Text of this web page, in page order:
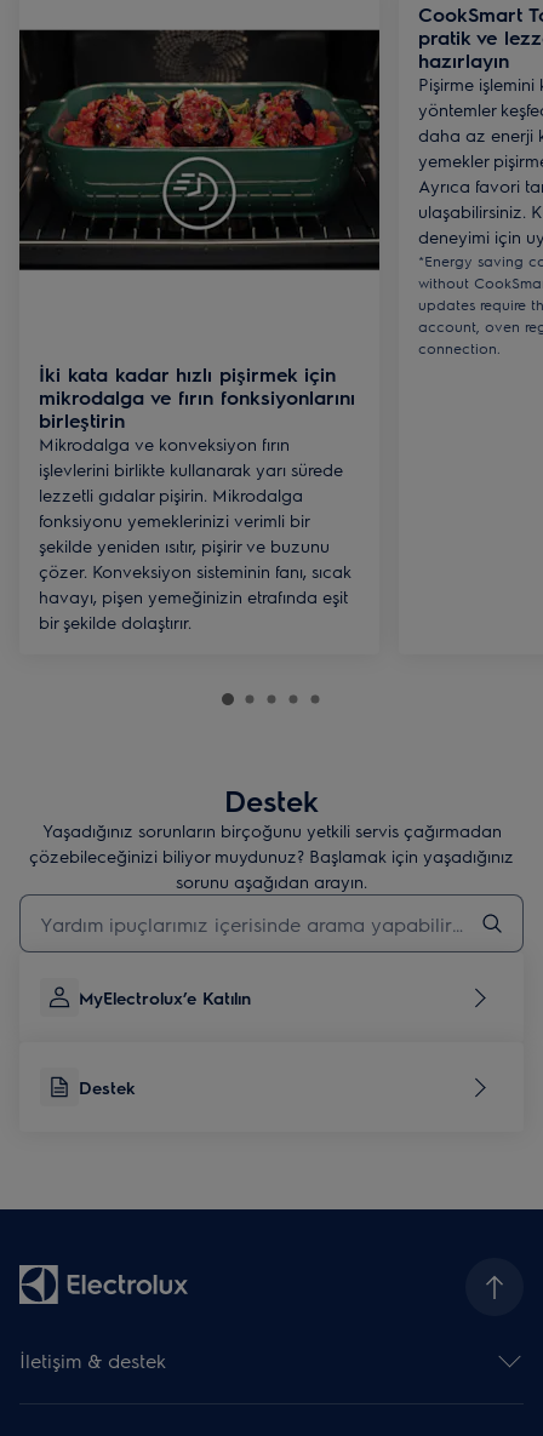
İki kata kadar hızlı pişirmek için
mikrodalga ve fırın fonksiyonlarını
birleştirin
Mikrodalga ve konveksiyon fırın
işlevlerini birlikte kullanarak yarı sürede
lezzetli gıdalar pişirin. Mikrodalga
fonksiyonu yemeklerinizi verimli bir
şekilde yeniden ısıtır, pişirir ve buzunu
çözer. Konveksiyon sisteminin fanı, sıcak
havayı, pişen yemeğinizin etrafında eşit
bir şekilde dolaştırır.
CookSmart
pratik ve
hazırlayın
Pişirme işlemini
yöntemler
daha az enerji
yemekler
Ayrıca favori
ulaşabilirsiniz.
deneyimi için
*Energy saving
without
updates require
account, oven
connection.
Destek
Yaşadığınız sorunların birçoğunu yetkili servis çağırmadan
çözebileceğinizi biliyor muydunuz? Başlamak için yaşadığınız
sorunu aşağıdan arayın.
Destek makalelerini aramak için yazın
MyElectrolux’e Katılın
Destek
İletişim & destek